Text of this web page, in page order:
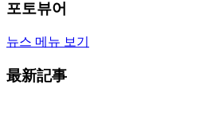
포토뷰어
뉴스 메뉴 보기
最新記事